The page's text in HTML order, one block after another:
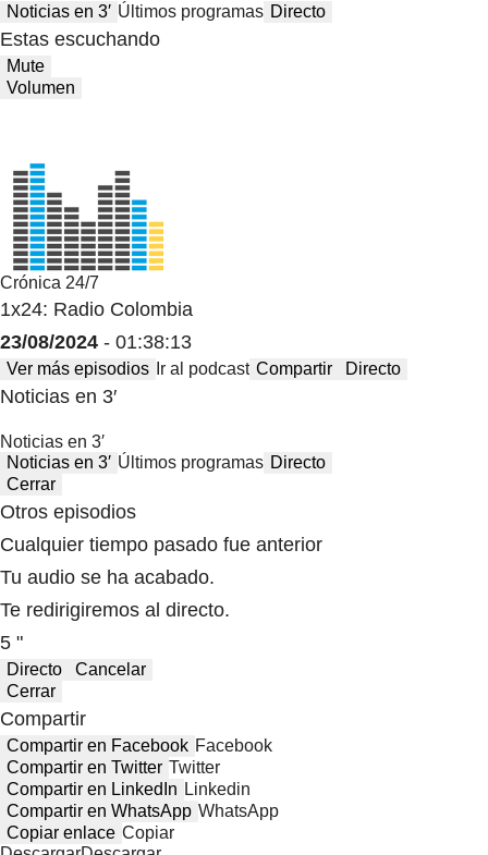
Noticias en 3′ Últimos programas Directo
Estas escuchando
Mute
Volumen
Crónica 24/7
1x24: Radio Colombia
23/08/2024 - 01:38:13
Ver más episodios Ir al podcast Compartir Directo
Noticias en 3′
Noticias en 3′
Noticias en 3′ Últimos programas Directo
Cerrar
Otros episodios
Cualquier tiempo pasado fue anterior
Tu audio se ha acabado.
Te redirigiremos al directo.
5 "
Directo
Cancelar
Cerrar
Compartir
Compartir en Facebook Facebook
Compartir en Twitter Twitter
Compartir en LinkedIn Linkedin
Compartir en WhatsApp WhatsApp
Copiar enlace Copiar